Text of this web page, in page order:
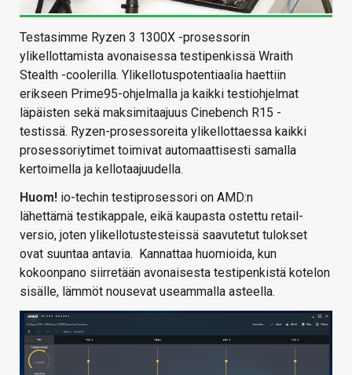
Testasimme Ryzen 3 1300X -prosessorin
ylikellottamista avonaisessa testipenkissä Wraith
Stealth -coolerilla. Ylikellotuspotentiaalia haettiin
erikseen Prime95-ohjelmalla ja kaikki testiohjelmat
läpäisten sekä maksimitaajuus Cinebench R15 -
testissä. Ryzen-prosessoreita ylikellottaessa kaikki
prosessoriytimet toimivat automaattisesti samalla
kertoimella ja kellotaajuudella.
Huom! io-techin testiprosessori on AMD:n
lähettämä testikappale, eikä kaupasta ostettu retail-
versio, joten ylikellotustesteissä saavutetut tulokset
ovat suuntaa antavia. Kannattaa huomioida, kun
kokoonpano siirretään avonaisesta testipenkistä kotelon
sisälle, lämmöt nousevat useammalla asteella.